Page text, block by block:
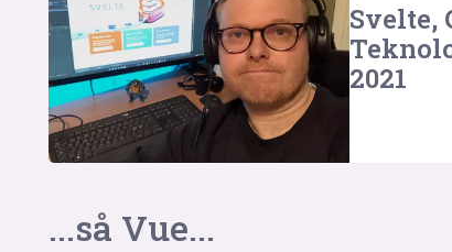
Svelte,
2021
...så Vue...